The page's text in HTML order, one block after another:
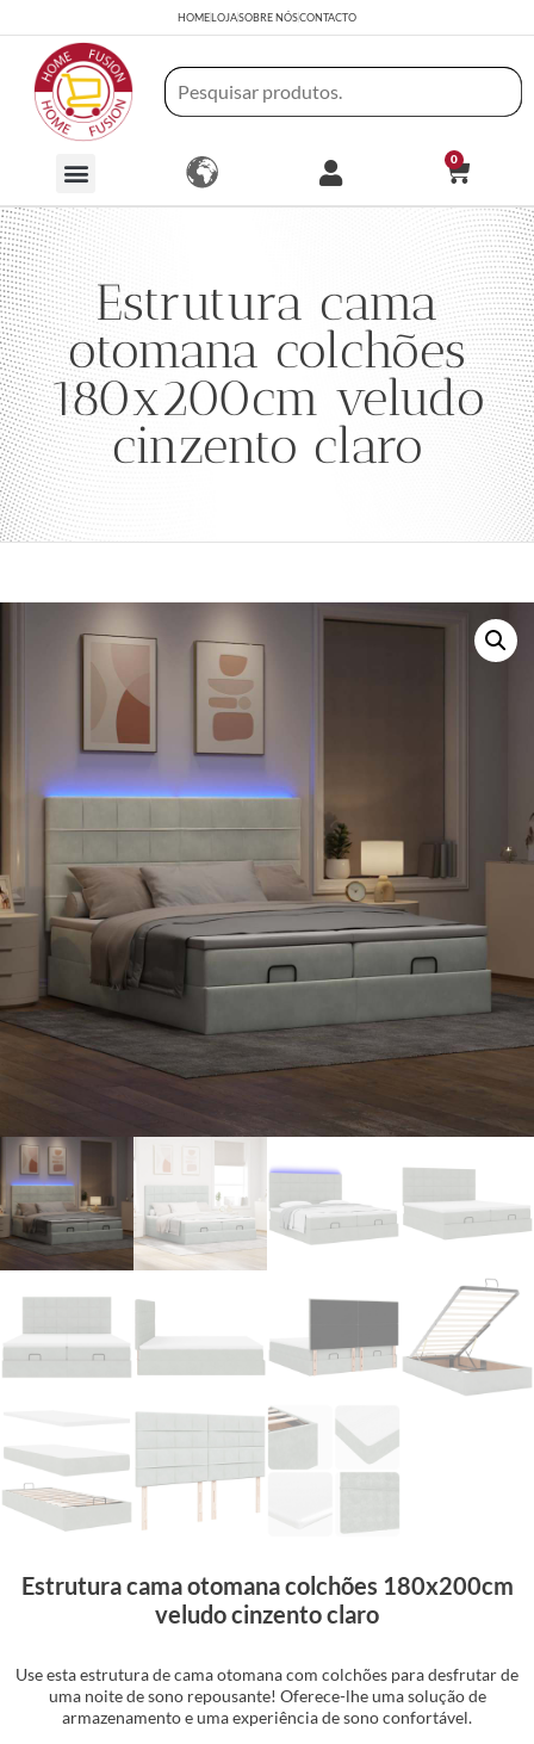
HOMELOJASOBRE NÓSCONTACTO
0
Estrutura cama
otomana colchões
180x200cm veludo
cinzento claro
Estrutura cama otomana colchões 180x200cm
veludo cinzento claro
Use esta estrutura de cama otomana com colchões para desfrutar de
uma noite de sono repousante! Oferece-lhe uma solução de
armazenamento e uma experiência de sono confortável.